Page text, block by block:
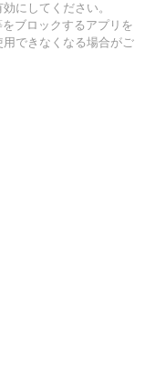
にしてください。
ブロックするアプリを
できなくなる場合がご